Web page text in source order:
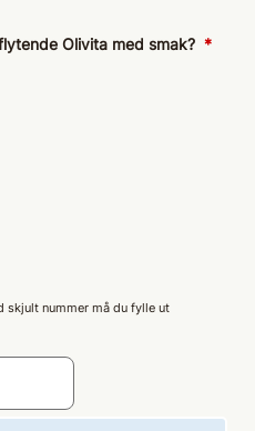
Olivita med smak? *
skjult nummer må du fylle ut